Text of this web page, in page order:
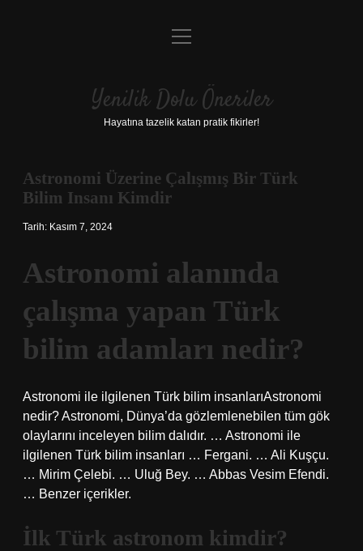
Anasayfa
Yasal Uyarı
menüyü
Yenilik Dolu Öneriler
Hayatına tazelik katan pratik fikirler!
Astronomi Üzerine Çalışmış Bir Türk
Bilim Insanı Kimdir
Tarih: Kasım 7, 2024
Astronomi alanında
çalışma yapan Türk
bilim adamları nedir?
Astronomi ile ilgilenen Türk bilim insanlarıAstronomi
nedir? Astronomi, Dünya’da gözlemlenebilen tüm gök
olaylarını inceleyen bilim dalıdır. … Astronomi ile
ilgilenen Türk bilim insanları … Fergani. … Ali Kuşçu.
… Mirim Çelebi. … Uluğ Bey. … Abbas Vesim Efendi.
… Benzer içerikler.
İlk Türk astronom kimdir?